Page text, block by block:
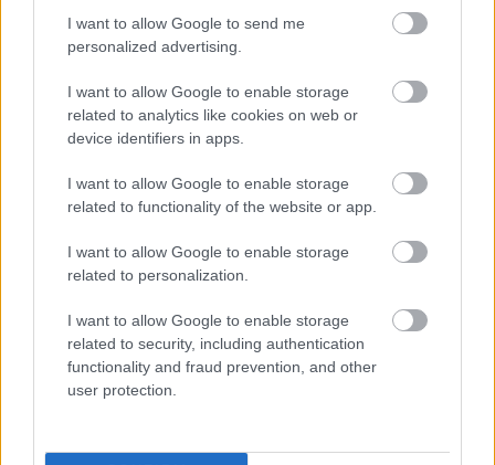
I want to allow Google to send me
personalized advertising.
I want to allow Google to enable storage
related to analytics like cookies on web or
device identifiers in apps.
I want to allow Google to enable storage
related to functionality of the website or app.
I want to allow Google to enable storage
related to personalization.
I want to allow Google to enable storage
related to security, including authentication
functionality and fraud prevention, and other
user protection.
fenntartja, és azt 2026. február 28-ig
meghosszabbította. A Miniszterelnökséget
vezető miniszter, Gulyás Gergely akkor egy
kormányinfón jelezte: 2025 decemberétől
további termékekkel bővül az érintett
élelmiszerek köre, azaz bekerül a csökkentett
árú körbe a marha fehérpecsenye, marhafelsál,
sertésmájas és sertésmájkrém, félkemény sajt,
sajtkrém, kenhető sajt, alma, körte, szilva, szőlő,
fejeskáposzta, paradicsom, vöröshagyma,
zöldpaprika és bébiétel.
A KecsUP Hírek külön foglalkozott egyébként
kereskedelmi cégeknek mi a véleményük a